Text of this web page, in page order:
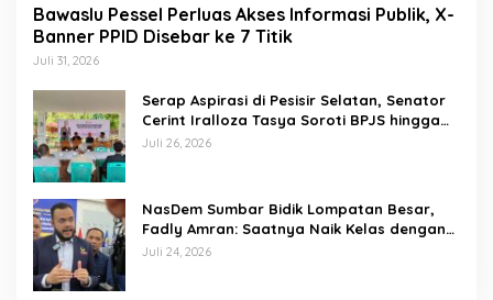
Bawaslu Pessel Perluas Akses Informasi Publik, X-
Banner PPID Disebar ke 7 Titik
Juli 31, 2026
Serap Aspirasi di Pesisir Selatan, Senator
Cerint Iralloza Tasya Soroti BPJS hingga
Kurikulum Merdeka
Juli 26, 2026
NasDem Sumbar Bidik Lompatan Besar,
Fadly Amran: Saatnya Naik Kelas dengan
Kader Berkualitas
Juli 24, 2026